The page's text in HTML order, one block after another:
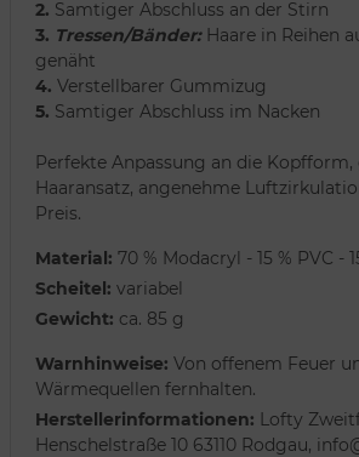
2. Samtiger Abschluss an der Stirn
3. Tressen/Bänder:Haare in Reihen
genäht
4. Verstellbarer Gummizug
5. Samtiger Abschluss im Nacken
Perfekte Anpassung an die
Haaransatz, angenehme
Preis.
Material: 70 % Modacryl - 15 % PVC -
Scheitel: variabel
Gewicht: ca. 85 g
Warnhinweise: Von offenem Feuer
Wärmequellen fernhalten.
Herstellerinformationen: Lofty
Henschelstraße 10 63110 Rodgau,